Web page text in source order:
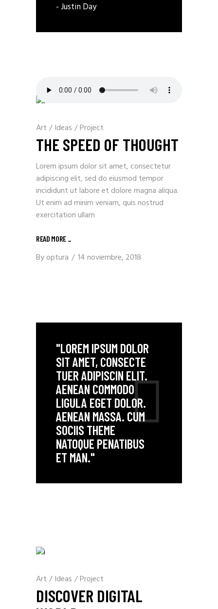
- Justin Day
Art / Ideas /Project
THE SPEED OF THOUGHT
Lorem ipsum dolor sit amet, consectetur
adipiscing elit, sed do eiusmod tempor
incididunt ut labore et dolore magna aliqua.
Ut enim ad minim veniam, quis nostrud
exercitation ullam
READ MORE _
Byoptura 14 noviembre, 2018
"LOREM IPSUM DOLOR
SIT AMET, CONSECTE
TUER ADIPISCIN ELIT.
AENEAN COMMODO
LIGULA EGET DOLOR.
AENEAN MASSA. CUM
SOCIIS THEME
NATOQUE PENATIBUS
ET MAN."
Art / Ideas /Project
DISCOVER DIGITAL